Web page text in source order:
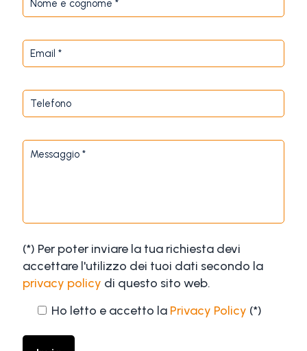
(*) Per poter inviare la tua richiesta devi
accettare l'utilizzo dei tuoi dati secondo la
privacy policy di questo sito web.
Ho letto e accetto la Privacy Policy (*)